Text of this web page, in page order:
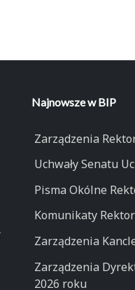
Najnowsze w BIP
Zarządzenia
Uchwały Senatu
Pisma Okólne
Komunikaty
Zarządzenia
Zarządzenia
2026 roku